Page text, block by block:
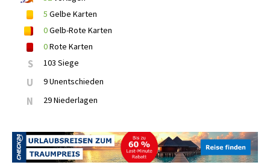
5 Gelbe Karten
0Gelb-Rote Karten
0Rote Karten
S 103 Siege
U 9 Unentschieden
N 29 Niederlagen